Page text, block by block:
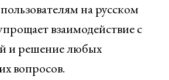
на русском
взаимодействие с
и решение любых
вопросов.